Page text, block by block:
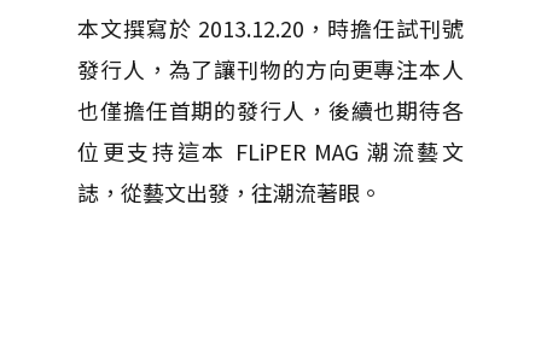
本文撰寫於 2013.12.20，時擔任試刊號
發行人，為了讓刊物的方向更專注本人
也僅擔任首期的發行人，後續也期待各
位更支持這本 FLiPER MAG 潮流藝文
誌，從藝文出發，往潮流著眼。